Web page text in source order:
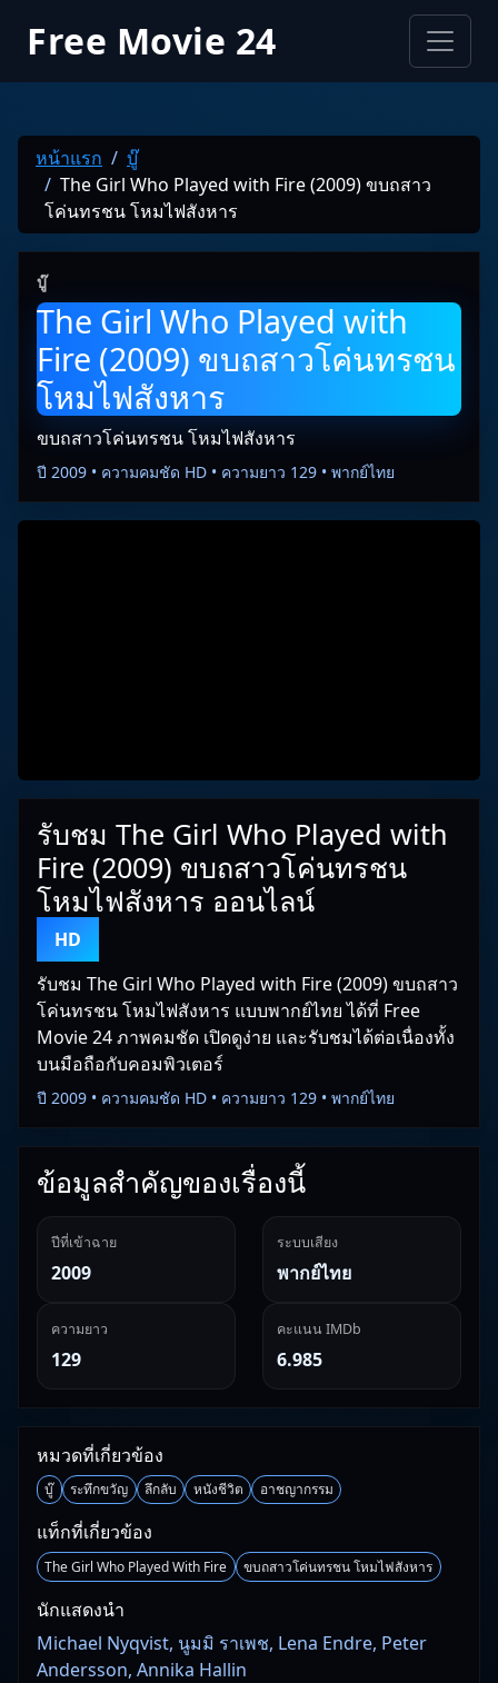
Free Movie 24
หน้าแรก
บู๊
The Girl Who Played with Fire (2009) ขบถสาว
โค่นทรชน โหมไฟสังหาร
บู๊
The Girl Who Played with
Fire (2009) ขบถสาวโค่นทรชน
โหมไฟสังหาร
ขบถสาวโค่นทรชน โหมไฟสังหาร
ปี 2009 • ความคมชัด HD • ความยาว 129 • พากย์ไทย
รับชม The Girl Who Played with
Fire (2009) ขบถสาวโค่นทรชน
โหมไฟสังหาร ออนไลน์
HD
รับชม The Girl Who Played with Fire (2009) ขบถสาว
โค่นทรชน โหมไฟสังหาร แบบพากย์ไทย ได้ที่ Free
Movie 24 ภาพคมชัด เปิดดูง่าย และรับชมได้ต่อเนื่องทั้ง
บนมือถือกับคอมพิวเตอร์
ปี 2009 • ความคมชัด HD • ความยาว 129 • พากย์ไทย
ข้อมูลสำคัญของเรื่องนี้
ปีที่เข้าฉาย
2009
ระบบเสียง
พากย์ไทย
ความยาว
129
คะแนน IMDb
6.985
หมวดที่เกี่ยวข้อง
บู๊ ระทึกขวัญ ลึกลับ หนังชีวิต อาชญากรรม
แท็กที่เกี่ยวข้อง
The Girl Who Played With Fire ขบถสาวโค่นทรชน โหมไฟสังหาร
นักแสดงนำ
Michael Nyqvist, นูมมิ ราเพช, Lena Endre, Peter
Andersson, Annika Hallin